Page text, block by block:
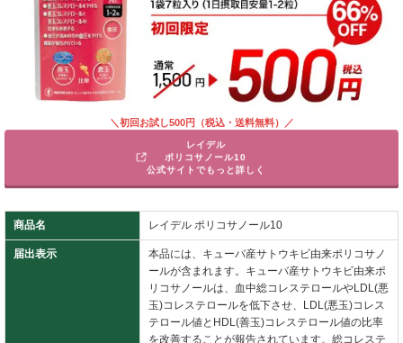
＼初回お試し500円（税込・送料無料）／
レイデル
ポリコサノール10
公式サイトでもっと詳しく
商品名 レイデル ポリコサノール10
届出表示
本品には、キューバ産サトウキビ由来ポリコサノ
ールが含まれます。キューバ産サトウキビ由来ポ
リコサノールは、血中総コレステロールやLDL(悪
玉)コレステロールを低下させ、LDL(悪玉)コレス
テロール値とHDL(善玉)コレステロール値の比率
を改善することが報告されています。総コレステ